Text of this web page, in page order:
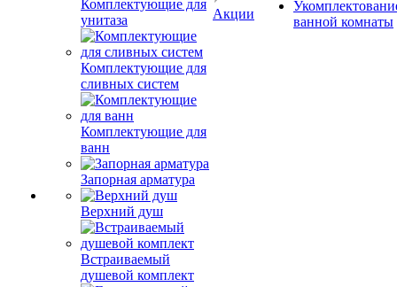
Комплектующие для
унитаза
Комплектующие для
сливных систем
Комплектующие для
ванн
Запорная арматура
Верхний душ
Встраиваемый
душевой комплект
Акции
ванной комнаты